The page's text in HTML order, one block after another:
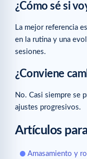
¿Cómo sé si
La mejor referencia
en la rutina y una
sesiones.
¿Conviene
No. Casi siempre se
ajustes progresivos.
Artículos
Amasamiento y